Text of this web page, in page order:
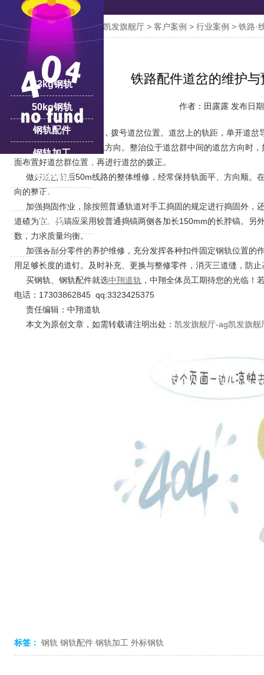
18100332293
您的位置： 凯发旗舰厅-ag凯发旗舰厅 > 客户案例 > 行业案例 > 铁路·
铁路配件道岔的维护
作者：田露露 发布日
做好直股基本轨方向，拨号道岔位置。道岔上的轨距，单开道岔
先拨号道岔的直股基本轨方向。整治位于道岔群中间的道岔方向时
面布置好道岔群位置，再进行道岔的拨正。
做好道岔前后50m线路的整体维修，经常保持轨面平、方向顺。
向的整正。
加强捣固作业，除按照普通轨道对手工捣固的规定进行捣固外，
道碴为宜。捣镐应采用较普通捣镐两侧各加长150mm的长脖镐。另
数，力求质量均衡。
加强各部分零件的养护维修，充分发挥各种扣件固定钢轨位置的
用足够长度的道钉。及时补充、更换与整修零件，消灭三道缝，防
买钢轨、钢轨配件就选中翔道轨 ，中翔全体员工期待您的光临！
电话：17303862845 qq:3323425375
责任编辑：中翔道轨
本文为原创文章，如需转载请注明出处： 凯发旗舰厅-ag凯发旗舰
标签： 钢轨 钢轨配件 钢轨加工 外标钢轨
43kg钢轨
50kg钢轨
钢轨配件
钢轨加工
外标钢轨
再用钢轨
起重轨
重轨